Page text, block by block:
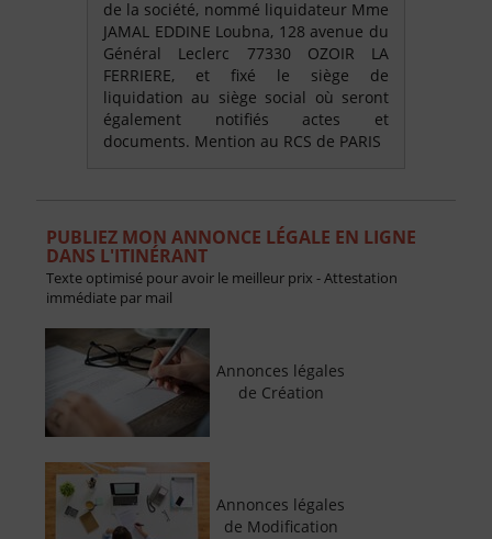
de la société, nommé liquidateur Mme
JAMAL EDDINE Loubna, 128 avenue du
Général Leclerc 77330 OZOIR LA
FERRIERE, et fixé le siège de
liquidation au siège social où seront
également notifiés actes et
documents. Mention au RCS de PARIS
PUBLIEZ MON ANNONCE LÉGALE EN LIGNE
DANS L'ITINÉRANT
Texte optimisé pour avoir le meilleur prix - Attestation
immédiate par mail
Annonces légales
de Création
Annonces légales
de Modification